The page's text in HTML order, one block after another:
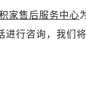
家售后服务中心
进行咨询，我们